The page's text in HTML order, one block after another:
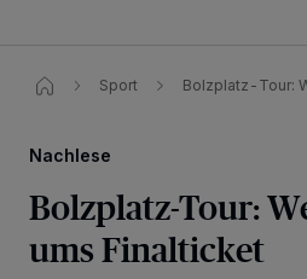
Sport Bolzplatz-Tour:
Nachlese
Bolzplatz-Tour:
ums Finalticket